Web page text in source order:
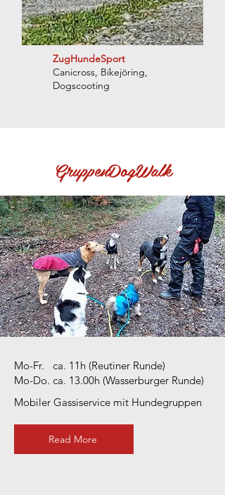
ZugHundeSport
Canicross, Bikejöring,
Dogscooting
GruppenDogWalk
Mo-Fr. ca. 11h (Reutiner Runde)
Mo-Do. ca. 13.00h (Wasserburger Runde)
Mobiler Gassiservice mit Hundegruppen
Read More